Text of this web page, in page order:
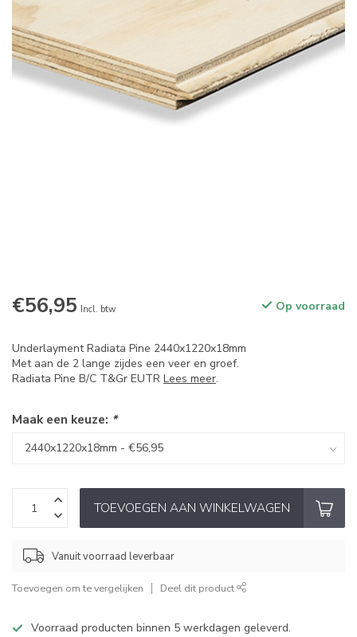
€56,95 Incl. btw Op voorraad
Underlayment Radiata Pine 2440x1220x18mm
Met aan de 2 lange zijdes een veer en groef.
Radiata Pine B/C T&Gr EUTR Lees meer.
Maak een keuze: *
TOEVOEGEN AAN WINKELWAGEN
Vanuit voorraad leverbaar
Toevoegen om te vergelijken Deel dit product
Voorraad producten binnen 5 werkdagen geleverd.